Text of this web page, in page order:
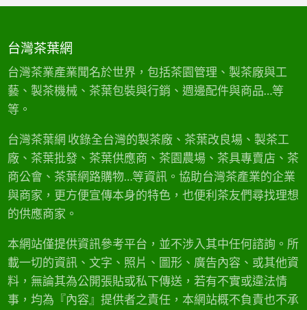
台灣茶葉網
台灣茶業產業聞名於世界，包括茶園管理、製茶廠與工
藝、製茶機械、茶葉包裝與行銷、週邊配件與商品…等
等。
台灣茶葉網 收錄全台灣的製茶廠、茶葉改良場、製茶工
廠、茶葉批發、茶葉供應商、茶園農場、茶具專賣店、茶
商公會、茶葉網路購物…等資訊。協助台灣茶產業的企業
與商家，更方便宣傳本身的特色，也便利茶友們尋找理想
的供應商家。
本網站僅提供資訊參考平台，並不涉入其中任何諮詢。所
載一切的資訊、文字、照片、圖形、廣告內容、或其他資
料，無論其為公開張貼或私下傳送，若有不實或違法情
事，均為『內容』提供者之責任，本網站概不負責也不承